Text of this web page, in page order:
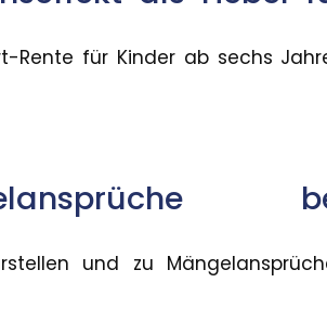
Rente für Kinder ab sechs
und zu
Home sie teilen. Im Rahmen
vom sechsten bis zum 18.